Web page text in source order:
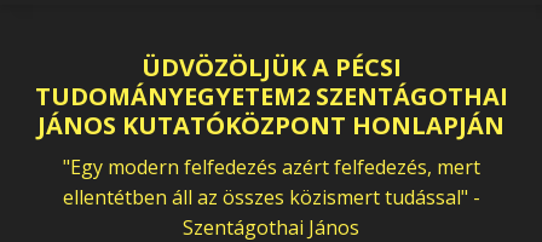
ÜDVÖZÖLJÜK A PÉCSI
TUDOMÁNYEGYETEM2 SZENTÁGOTHAI
JÁNOS KUTATÓKÖZPONT HONLAPJÁN
"Egy modern felfedezés azért felfedezés, mert
ellentétben áll az összes közismert tudással" -
Szentágothai János